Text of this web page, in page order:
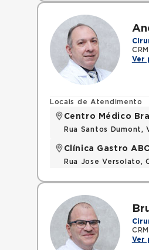
Ver
Locais de Atendimento
Centro Médico
Rua Santos Dumont,
Clínica Gastro ABC
Rua Jose Versolato,
Ver